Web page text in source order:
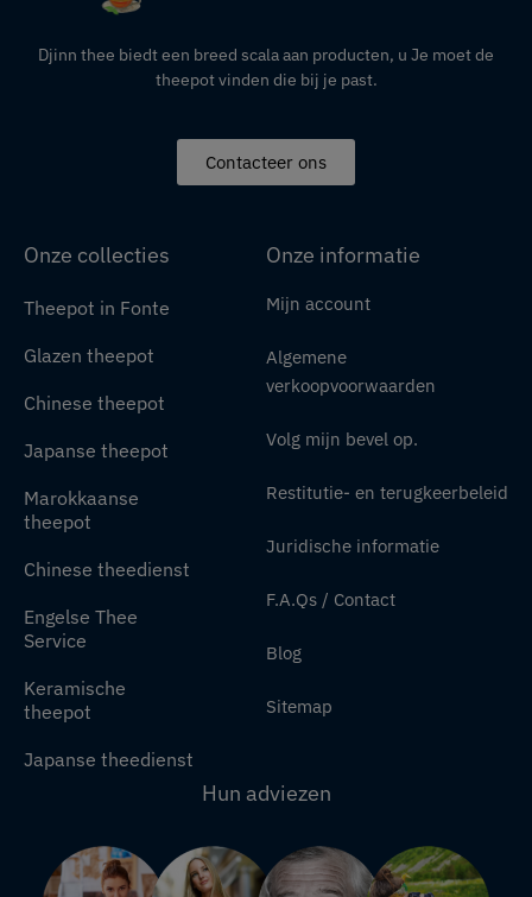
Djinn thee biedt een breed scala aan producten, u Je moet de
theepot vinden die bij je past.
Contacteer ons
Onze collecties
Theepot in Fonte
Glazen theepot
Chinese theepot
Japanse theepot
Marokkaanse
theepot
Chinese theedienst
Engelse Thee
Service
Keramische
theepot
Japanse theedienst
Onze informatie
Mijn account
Algemene
verkoopvoorwaarden
Volg mijn bevel op.
Restitutie- en terugkeerbeleid
Juridische informatie
F.A.Qs / Contact
Blog
Sitemap
Hun adviezen